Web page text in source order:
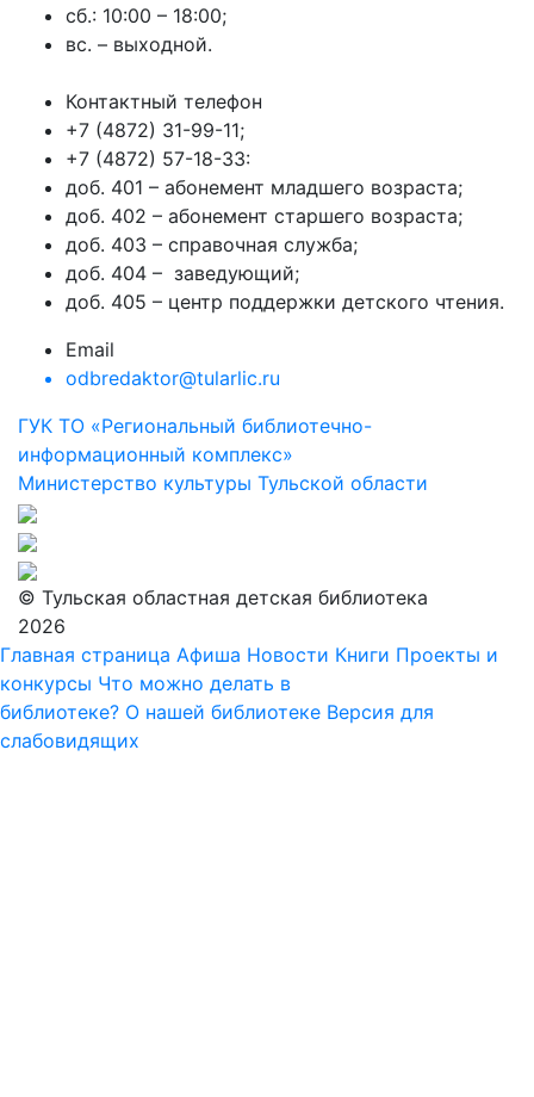
сб.: 10:00 – 18:00;
вс. – выходной.
Контактный телефон
+7 (4872) 31-99-11;
+7 (4872) 57-18-33:
доб. 401 – абонемент младшего возраста;
доб. 402 – абонемент старшего возраста;
доб. 403 – справочная служба;
доб. 404 – заведующий;
доб. 405 – центр поддержки детского чтения.
Email
odbredaktor@tularlic.ru
ГУК ТО «Региональный библиотечно-
информационный комплекс»
Министерство культуры Тульской области
© Тульская областная детская библиотека
2026
Главная страница Афиша Новости Книги Проекты и
конкурсы Что можно делать в
библиотеке? О нашей библиотеке Версия для
слабовидящих